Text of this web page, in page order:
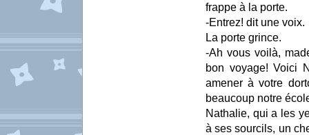
frappe à la porte.
-Entrez! dit une voix.
La porte grince.
-Ah vous voilà,
bon voyage! Voici
amener à votre
beaucoup notre
Nathalie, qui a les
à ses sourcils, un